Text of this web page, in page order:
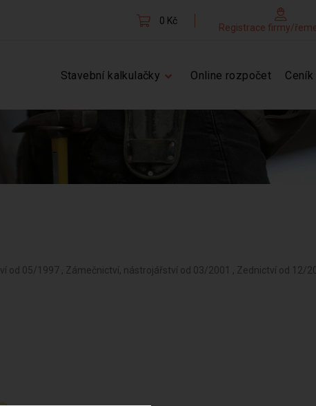
0 Kč
Registrace firmy/
Stavební kalkulačky Online rozpočet
od 05/1997 , Zámečnictví, nástrojářství od 03/2001 , Zednictví od 12/